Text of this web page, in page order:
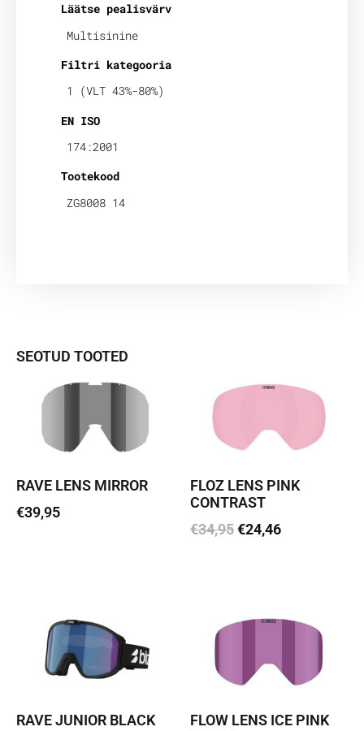
Läätse pealisvärv
Multisinine
Filtri kategooria
1 (VLT 43%-80%)
EN ISO
174:2001
Tootekood
ZG8008 14
SEOTUD TOOTED
RAVE LENS MIRROR
€39,95
FLOZ LENS PINK
CONTRAST
€34,95€24,46
RAVE JUNIOR BLACK
FLOW LENS ICE PINK